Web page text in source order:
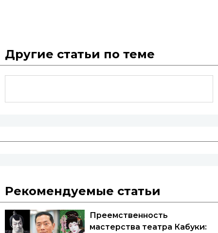
Другие статьи по теме
Рекомендуемые статьи
Преемственность
мастерства театра Кабуки: